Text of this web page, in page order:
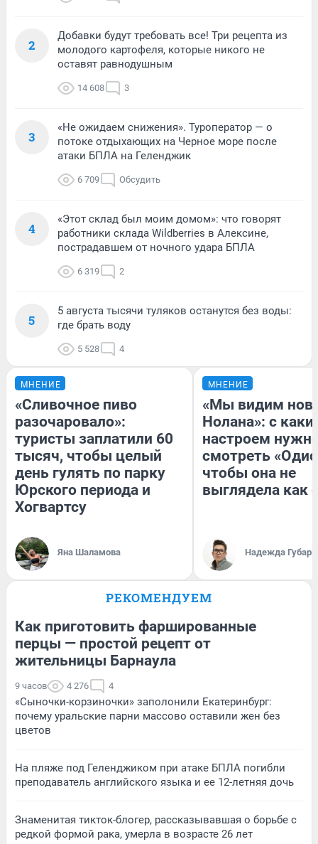
2
Добавки будут требовать все! Три рецепта из
молодого картофеля, которые никого не
оставят равнодушным
14 608 3
3
«Не ожидаем снижения». Туроператор — о
потоке отдыхающих на Черное море после
атаки БПЛА на Геленджик
6 709 Обсудить
4
«Этот склад был моим домом»: что говорят
работники склада Wildberries в Алексине,
пострадавшем от ночного удара БПЛА
6 319 2
5
5 августа тысячи туляков останутся без воды:
где брать воду
5 528 4
МНЕНИЕ
«Сливочное пиво
разочаровало»:
туристы заплатили 60
тысяч, чтобы целый
день гулять по парку
Юрского периода и
Хогвартсу
Яна Шаламова
МНЕНИЕ
«Мы видим
Нолана»: с
настроем
смотреть
чтобы она не
выглядела как
Надежда Губарь
РЕКОМЕНДУЕМ
Как приготовить фаршированные
перцы — простой рецепт от
жительницы Барнаула
9 часов 4 276 4
«Сыночки-корзиночки» заполонили Екатеринбург:
почему уральские парни массово оставили жен без
цветов
На пляже под Геленджиком при атаке БПЛА погибли
преподаватель английского языка и ее 12-летняя дочь
Знаменитая тикток-блогер, рассказывавшая о борьбе с
редкой формой рака, умерла в возрасте 26 лет